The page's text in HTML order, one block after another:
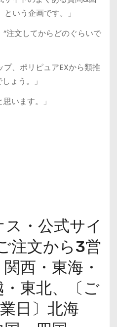
いう企画です。」
注文してからどのぐらいで
、ポリピュアEXから類推
ょう。」
います。」
・公式サイ
注文から3営
西・東海・
東北、〔ご
日〕北海